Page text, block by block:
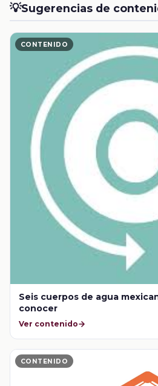
💡Sugerencias de
CONTENIDO
Seis cuerpos de agua
conocer
Ver contenido
CONTENIDO